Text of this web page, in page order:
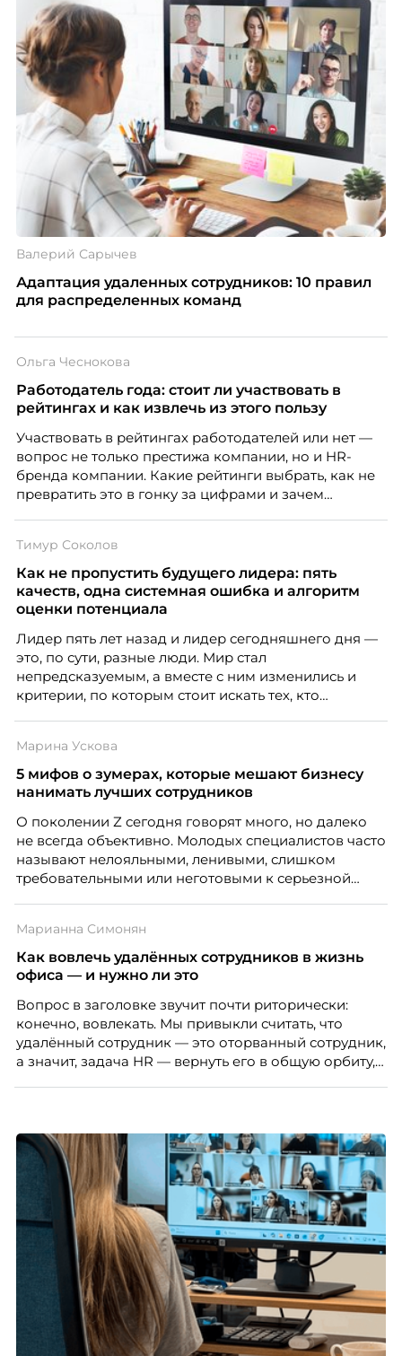
Валерий Сарычев
Адаптация удаленных сотрудников: 10 правил
для распределенных команд
Ольга Чеснокова
Работодатель года: стоит ли участвовать в
рейтингах и как извлечь из этого пользу
Участвовать в рейтингах работодателей или нет —
вопрос не только престижа компании, но и HR-
бренда компании. Какие рейтинги выбрать, как не
превратить это в гонку за цифрами и зачем
Чеснокова, HR-директор Right line.
Тимур Соколов
Как не пропустить будущего лидера: пять
качеств, одна системная ошибка и алгоритм
оценки потенциала
Лидер пять лет назад и лидер сегодняшнего дня —
это, по сути, разные люди. Мир стал
непредсказуемым, а вместе с ним изменились и
критерии, по которым стоит искать тех, кто
«свадебного генерала», почему стандартные
системы оценки часто упускают самых талантливых
людей и как выявить лидерский потенциал ещё до
Тимур Соколов, ключевой эксперт по
стратегическому развитию и формированию
культуры лидерства в организациях.
Марина Ускова
5 мифов о зумерах, которые мешают бизнесу
нанимать лучших сотрудников
О поколении Z сегодня говорят много, но далеко
не всегда объективно. Молодых специалистов часто
называют нелояльными, ленивыми, слишком
требовательными или неготовыми к серьезной
кадровых ошибок. В этой статье Марина Ускова,
руководитель отдела подбора персонала
рекрутинговой компании, разбирает самые
почему устаревшие представления мешают
бизнесу находить и удерживать сильных
сотрудников.
Марианна Симонян
Как вовлечь удалённых сотрудников в жизнь
офиса — и нужно ли это
Вопрос в заголовке звучит почти риторически:
конечно, вовлекать. Мы привыкли считать, что
удалённый сотрудник — это оторванный сотрудник,
а значит, задача HR — вернуть его в общую орбиту,
факте: данные говорят ровно обратное тому, что
подсказывает интуиция. Автор свежего выпуска
Марианна Симонян — HR Tech лидер, эксперт по
People Analytics, приглашённый лектор НИУ ВШЭ и
МИФИ, автор книги «Дао женской карьеры».